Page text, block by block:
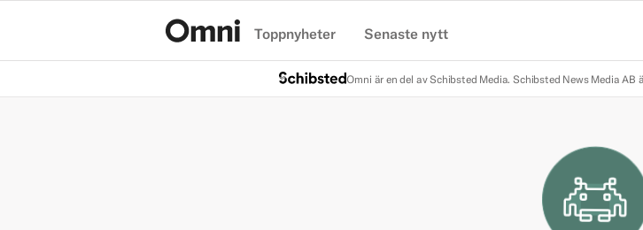
Toppnyheter Senaste nytt
Omni är en del av Schibsted Media. Schibsted News Media AB